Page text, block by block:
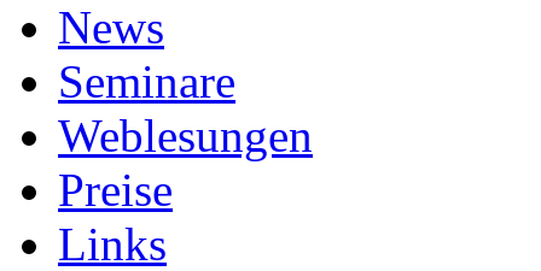
News
Seminare
Weblesungen
Preise
Links